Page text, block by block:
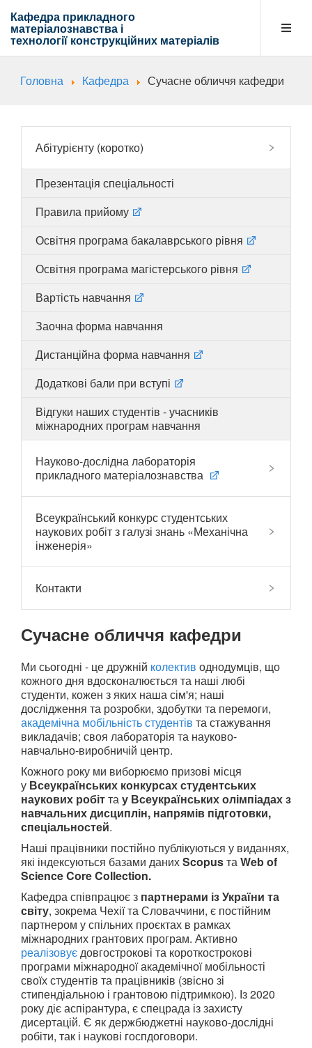
Кафедра прикладного
матеріалознавства і
технології конструкційних матеріалів
Кафедра
Абітурієнту
Головна Кафедра Сучасне обличчя кафедри
Абітурієнту (коротко)
Презентація спеціальності
Правила прийому
Освітня програма бакалаврського рівня
Освітня програма магістерського рівня
Вартість навчання
Заочна форма навчання
Дистанційна форма навчання
Додаткові бали при вступі
Відгуки наших студентів - учасників
міжнародних програм навчання
Науково-дослідна лабораторія
прикладного матеріалознавства
Всеукраїнський конкурс студентських
наукових робіт з галузі знань «Механічна
інженерія»
Контакти
Сучасне обличчя кафедри
Ми сьогодні - це дружній колектив однодумців, що
кожного дня вдосконалюється та наші любі
студенти, кожен з яких наша сім'я; наші
дослідження та розробки, здобутки та перемоги,
академічна мобільність студентів та стажування
викладачів; своя лабораторія та науково-
навчально-виробничій центр.
Кожного року ми виборюємо призові місця
у Всеукраїнських конкурсах студентських
наукових робіттау Всеукраїнських олімпіадах з
навчальних дисциплін, напрямів підготовки,
спеціальностей.
Наші працівники постійно публікуються у виданнях,
які індексуються базами данихScopusтаWeb of
Science Core Collection.
Кафедра співпрацює з партнерами із України та
світу, зокрема Чехії та Словаччини, є постійним
партнером у спільних проєктах в рамках
міжнародних грантових програм. Активно
реалізовуєдовгострокові та короткострокові
програми міжнародної академічної мобільності
своїх студентів та працівників (звісно зі
стипендіальною і грантовою підтримкою). Із 2020
року діє аспірантура, є спецрада із захисту
дисертацій. Є як держбюджетні науково-дослідні
робіти, так і наукові госпдоговори.